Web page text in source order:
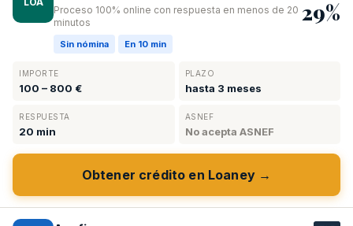
Proceso 100% online con respuesta en menos de 20
minutos
Sin nómina En 10 min
29%
IMPORTE
100 – 800 €
PLAZO
hasta 3 meses
RESPUESTA
20 min
ASNEF
No acepta ASNEF
Obtener crédito en Loaney →